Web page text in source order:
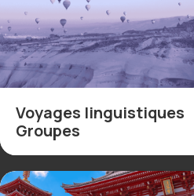
Voyages linguistiques
Groupes